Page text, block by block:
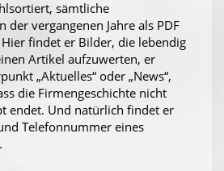
sämtliche
der vergangenen Jahre als PDF
findet er Bilder, die lebendig
Artikel aufzuwerten, er
„Aktuelles“ oder „News“,
die Firmengeschichte nicht
endet. Und natürlich findet er
Telefonnummer eines